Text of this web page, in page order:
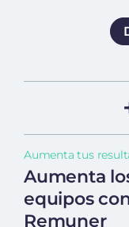
Aumenta tus
Aumenta
equipos
Remuner